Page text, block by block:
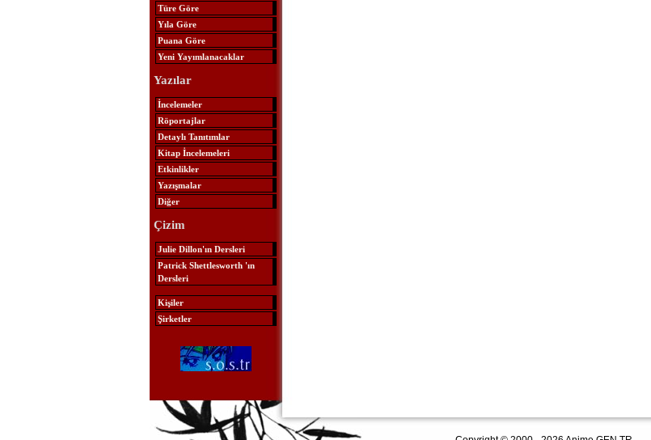
Türe Göre
Yıla Göre
Puana Göre
Yeni Yayımlanacaklar
Yazılar
İncelemeler
Röportajlar
Detaylı Tanıtımlar
Kitap İncelemeleri
Etkinlikler
Yazışmalar
Diğer
Çizim
Julie Dillon'ın Dersleri
Patrick Shettlesworth 'ın
Dersleri
Kişiler
Şirketler